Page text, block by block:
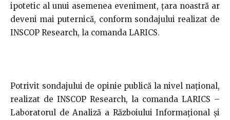
ipotetic al unui asemenea eveniment, țara noastră ar
deveni mai puternică, conform sondajului realizat de
INSCOP Research, la comanda LARICS.
Potrivit sondajului de opinie publică la nivel național,
realizat de INSCOP Research, la comanda LARICS –
Laboratorul de Analiză a Războiului Informațional și